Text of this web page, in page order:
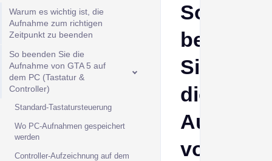
Warum es wichtig ist, die
Aufnahme zum richtigen
Zeitpunkt zu beenden
So beenden Sie die
Aufnahme von GTA 5 auf
dem PC (Tastatur &
Controller)
Standard-Tastatursteuerung
Wo PC-Aufnahmen gespeichert
werden
Controller-Aufzeichnung auf dem
So
beenden
Sie
die
von